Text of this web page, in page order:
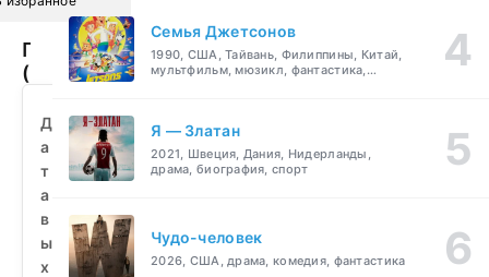
Подсадной
(2010)
бесплатно
Д
а
т
а
в
ы
х
Семья Джетсонов
1990, США, Тайвань, Филиппины, Китай,
мультфильм, мюзикл, фантастика,
Я — Златан
2021, Швеция, Дания, Нидерланды,
драма, биография, спорт
Чудо-человек
2026, США, драма, комедия, фантастика